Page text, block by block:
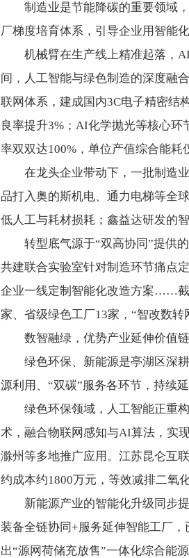
制造业是节能降碳的重要领域，
厂梯度培育体系，引导企业用智能
机械臂在生产线上精准起落，AI
间，人工智能与绿色制造的深度融
联网体系，建成国内3C电子精密结
良率提升3%；AI化学抛光等核心环
率双双达100%，单位产值综合能耗
在龙头企业带动下，一批制造业
品打入奥的斯机电、通力电梯等全
低人工与耗材损耗；鑫益达研发的
转型底气源于“双高协同”提供的
共建联合实验室针对制造环节痛点
企业一线定制智能化改造方案……截
家、省级绿色工厂13家，“智改数转
数智融绿，优势产业延伸价值
绿色环保、新能源是亭湖区深耕
源利用、“双碳”服务各环节，持续
绿色环保领域，人工智能正重构
术，融合物联网感知与AI算法，实
滁州等多地推广应用。江苏昆仑互
约成本约1800万元，等效减排二氧
新能源产业的智能化升级同步提
装备全链协同+服务延伸智能工厂
出“源网荷储充放售”一体化综合能